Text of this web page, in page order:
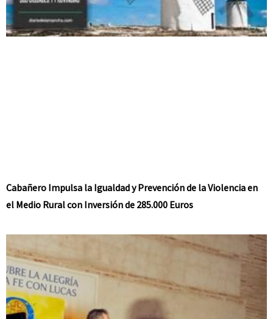
Cabañero Impulsa la Igualdad y Prevención de la Violencia en
el Medio Rural con Inversión de 285.000 Euros